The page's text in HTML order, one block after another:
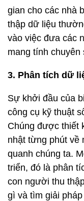
gian cho các nhà
thập dữ liệu
vào việc đưa các
mang tính chuyên
3. Phân tích dữ
Sự khởi đầu của
công cụ kỹ thuật
Chúng được thiết
nhật từng phút về
quanh chúng ta.
triển, đó là phân
con người thu
gì và tìm giải